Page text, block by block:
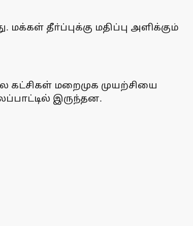
தீா்ப்புக்கு மதிப்பு அளிக்கும்
மறைமுக முயற்சியை
இருந்தன.